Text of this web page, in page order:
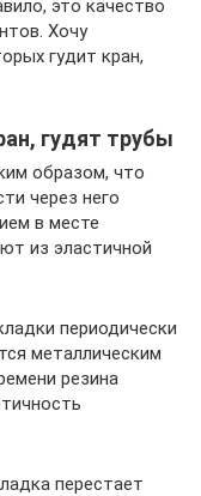
это качество
Хочу
гудит кран,
гудят трубы
образом, что
через него
в месте
из эластичной
периодически
металлическим
резина
перестает